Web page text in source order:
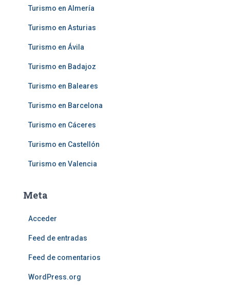
Turismo en Almería
Turismo en Asturias
Turismo en Ávila
Turismo en Badajoz
Turismo en Baleares
Turismo en Barcelona
Turismo en Cáceres
Turismo en Castellón
Turismo en Valencia
Meta
Acceder
Feed de entradas
Feed de comentarios
WordPress.org